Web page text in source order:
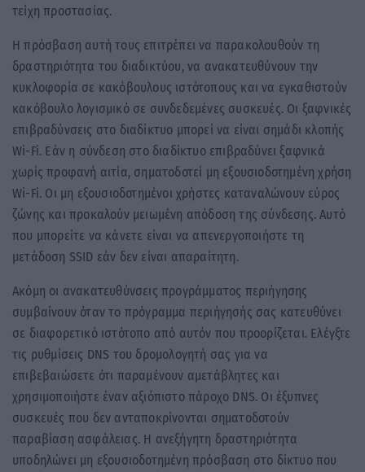
τείχη προστασίας.
Η πρόσβαση αυτή τους επιτρέπει να παρακολουθούν τη
δραστηριότητα του διαδικτύου, να ανακατευθύνουν την
κυκλοφορία σε κακόβουλους ιστότοπους και να εγκαθιστούν
κακόβουλο λογισμικό σε συνδεδεμένες συσκευές. Οι ξαφνικές
επιβραδύνσεις στο διαδίκτυο μπορεί να είναι σημάδι κλοπής
Wi-Fi. Εάν η σύνδεση στο διαδίκτυο επιβραδύνει ξαφνικά
χωρίς προφανή αιτία, σηματοδοτεί μη εξουσιοδοτημένη χρήση
Wi-Fi. Οι μη εξουσιοδοτημένοι χρήστες καταναλώνουν εύρος
ζώνης και προκαλούν μειωμένη απόδοση της σύνδεσης. Αυτό
που μπορείτε να κάνετε είναι να απενεργοποιήστε τη
μετάδοση SSID εάν δεν είναι απαραίτητη.
Ακόμη οι ανακατευθύνσεις προγράμματος περιήγησης
συμβαίνουν όταν το πρόγραμμα περιήγησής σας κατευθύνει
σε διαφορετικό ιστότοπο από αυτόν που προορίζεται. Ελέγξτε
τις ρυθμίσεις DNS του δρομολογητή σας για να
επιβεβαιώσετε ότι παραμένουν αμετάβλητες και
χρησιμοποιήστε έναν αξιόπιστο πάροχο DNS. Οι έξυπνες
συσκευές που δεν ανταποκρίνονται σηματοδοτούν
παραβίαση ασφάλειας. Η ανεξήγητη δραστηριότητα
υποδηλώνει μη εξουσιοδοτημένη πρόσβαση στο δίκτυο που